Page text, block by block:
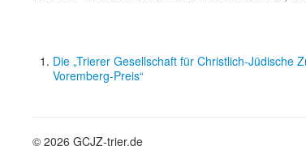
Die „Trierer Gesellschaft für Christlich-Jüdische
Voremberg-Preis“
© 2026 GCJZ-trier.de